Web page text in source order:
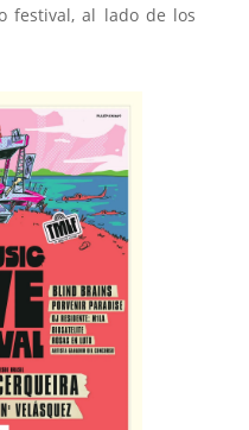
festival, al lado de los